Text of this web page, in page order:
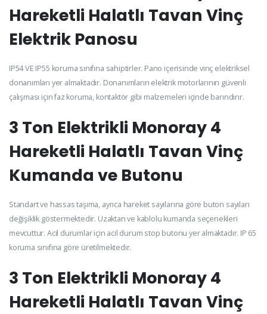
Hareketli Halatlı Tavan Vinç
Elektrik Panosu
IP54 VE IP55 koruma sınıfına sahiptirler. Pano içerisinde vinç elektriksel
donanımları yer almaktadır. Donanımların elektrik motorlarının güvenli
çalışması için faz koruma, kontaktör gibi malzemeleri içinde barındırır.
3 Ton Elektrikli Monoray 4
Hareketli Halatlı Tavan Vinç
Kumanda ve Butonu
Standart ve hassas taşıma, ayrıca hareket sayılarına göre buton sayıları
değişiklik göstermektedir. Uzaktan ve kablolu kumanda seçenekleri
mevcuttur. Acil durumlar için acil durum stop butonu yer almaktadır. IP 65
koruma sınıfına göre üretilmektedir.
3 Ton Elektrikli Monoray 4
Hareketli Halatlı Tavan Vinç